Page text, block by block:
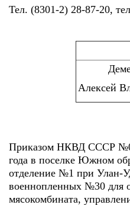
Тел. (8301-2) 28-87-20,
Алексей
Приказом НКВД СССР
года в поселке Южном
отделение №1 при Улан-
военнопленных №30 для
мясокомбината,